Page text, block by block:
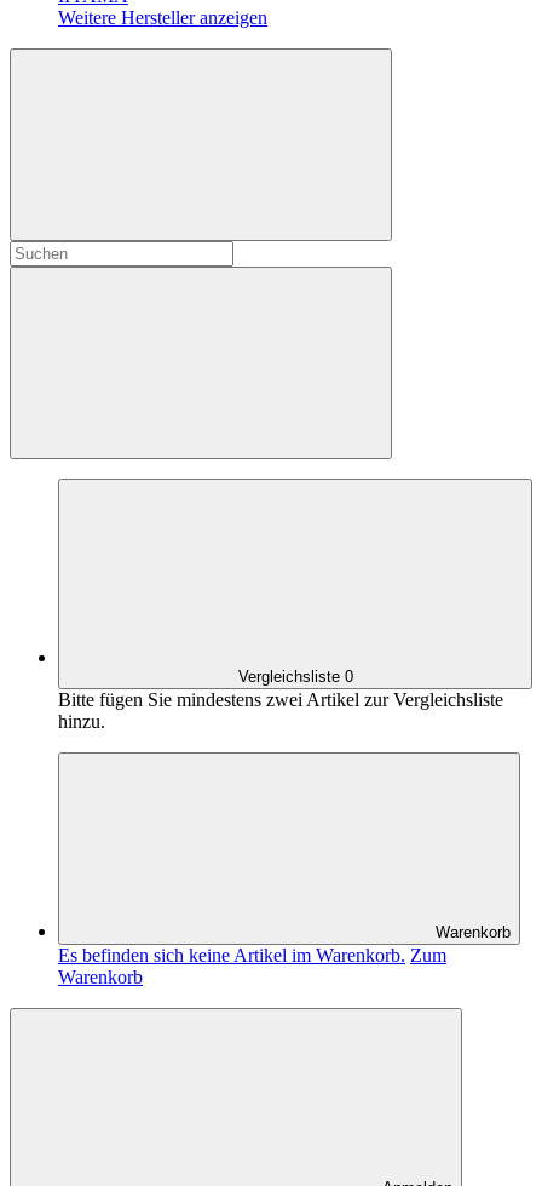
Weitere Hersteller anzeigen
Vergleichsliste 0
Bitte fügen Sie mindestens zwei Artikel zur Vergleichsliste
hinzu.
Warenkorb
Es befinden sich keine Artikel im Warenkorb. Zum
Warenkorb